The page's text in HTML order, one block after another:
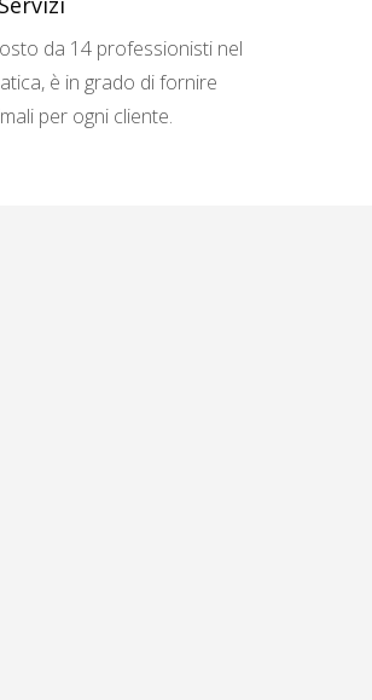
da 14 professionisti nel
è in grado di fornire
per ogni cliente.